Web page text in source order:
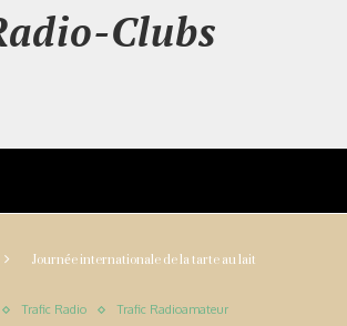
Clubs
Journée internationale de la tarte au lait
Trafic Radio Trafic Radioamateur